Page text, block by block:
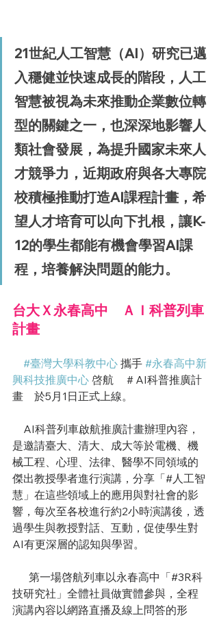
21世紀人工智慧（AI）研究已邁
入穩健並快速成長的階段，人工
智慧被視為未來推動企業數位轉
型的關鍵之一，也深深地影響人
類社會發展，為提升國家未來人
才競爭力，近期政府與各大專院
校積極推動打造AI課程計畫，希
望人才培育可以向下扎根，讓K-
12的學生都能有機會學習AI課
程，培養解決問題的能力。
台大Ｘ永春高中 ＡＩ 科普列車
計畫
#臺灣大學科教中心 攜手 #永春高中新
興科技推廣中心 啓航　＃AI科普推廣計
畫　於5月1日正式上線。
AI科普列車啟航推廣計畫辦理內容，
是邀請臺大、清大、成大等於電機、機
械工程、心理、法律、醫學不同領域的
傑出教授學者進行演講，分享「#人工智
慧」在這些領域上的應用與對社會的影
響，每次至各校進行約2小時演講後，透
過學生與教授對話、互動，促使學生對
AI有更深層的認知與學習。
技研究社」全體社員做實體參與，全程
演講內容以網路直播及線上問答的形